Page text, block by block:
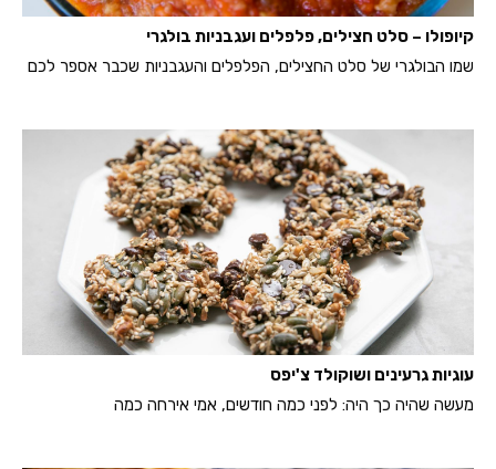
קיופולו – סלט חצילים, פלפלים ועגבניות בולגרי
שמו הבולגרי של סלט החצילים, הפלפלים והעגבניות שכבר אספר לכם
עוגיות גרעינים ושוקולד צ'יפס
מעשה שהיה כך היה: לפני כמה חודשים, אמי אירחה כמה